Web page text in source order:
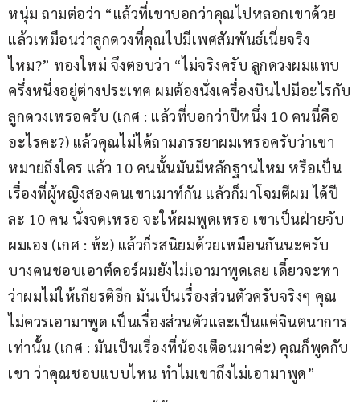
หนุ่ม ถามต่อว่า “แล้วที่เขาบอกว่าคุณไปหลอกเขาด้วย
แล้วเหมือนว่าลูกดวงที่คุณไปมีเพศสัมพันธ์เนี่ยจริง
ไหม?” ทองใหม่ จึงตอบว่า “ไม่จริงครับ ลูกดวงผมแทบ
ครึ่งหนึ่งอยู่ต่างประเทศ ผมต้องนั่งเครื่องบินไปมีอะไรกับ
ลูกดวงเหรอครับ (เกศ : แล้วที่บอกว่าปีหนึ่ง 10 คนนี่คือ
อะไรคะ?) แล้วคุณไม่ได้ถามภรรยาผมเหรอครับว่าเขา
หมายถึงใคร แล้ว 10 คนนั้นมันมีหลักฐานไหม หรือเป็น
เรื่องที่ผู้หญิงสองคนเขาเมาท์กัน แล้วก็มาโจมตีผม ได้ปี
ละ 10 คน นั่งจดเหรอ จะให้ผมพูดเหรอ เขาเป็นฝ่ายจับ
ผมเอง (เกศ : ห้ะ) แล้วก็รสนิยมด้วยเหมือนกันนะครับ
บางคนชอบเอาต์ดอร์ผมยังไม่เอามาพูดเลย เดี๋ยวจะหา
ว่าผมไม่ให้เกียรติอีก มันเป็นเรื่องส่วนตัวครับจริงๆ คุณ
ไม่ควรเอามาพูด เป็นเรื่องส่วนตัวและเป็นแค่จินตนาการ
เท่านั้น (เกศ : มันเป็นเรื่องที่น้องเตือนมาค่ะ) คุณก็พูดกับ
เขา ว่าคุณชอบแบบไหน ทำไมเขาถึงไม่เอามาพูด”